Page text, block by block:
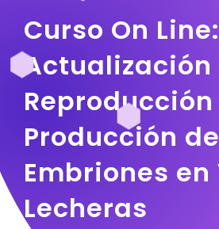
Curso On Line:
Actualización
Producción de
Embriones
Lecheras